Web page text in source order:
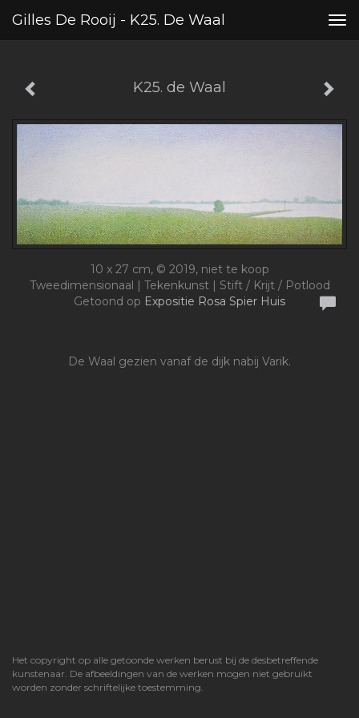
Gilles De Rooij - K25. De Waal
K25. de Waal
10 x 27 cm, © 2019, niet te koop
Tweedimensionaal | Tekenkunst | Stift / Krijt / Potlood
Getoond op Expositie Rosa Spier Huis
De Waal gezien vanaf de dijk nabij Varik.
Het copyright op alle getoonde werken berust bij de desbetreffende
kunstenaar. De afbeeldingen van de werken mogen niet gebruikt
worden zonder schriftelijke toestemming.